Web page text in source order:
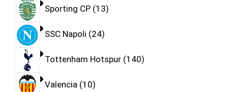
Sporting CP 13
SSC Napoli 24
Tottenham Hotspur 140
Valencia 10